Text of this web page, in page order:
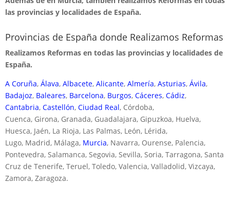
las provincias y localidades de España.
Provincias de España donde Realizamos Reformas
Realizamos Reformas en todas las provincias y localidades de
España.
A Coruña, Álava, Albacete, Alicante, Almería, Asturias, Ávila,
Badajoz, Baleares, Barcelona, Burgos, Cáceres, Cádiz,
Cantabria, Castellón, Ciudad Real, Córdoba,
Cuenca, Girona, Granada, Guadalajara, Gipuzkoa, Huelva,
Huesca, Jaén, La Rioja, Las Palmas, León, Lérida,
Lugo, Madrid, Málaga, Murcia, Navarra, Ourense, Palencia,
Pontevedra, Salamanca, Segovia, Sevilla, Soria, Tarragona, Santa
Cruz de Tenerife, Teruel, Toledo, Valencia, Valladolid, Vizcaya,
Zamora, Zaragoza.